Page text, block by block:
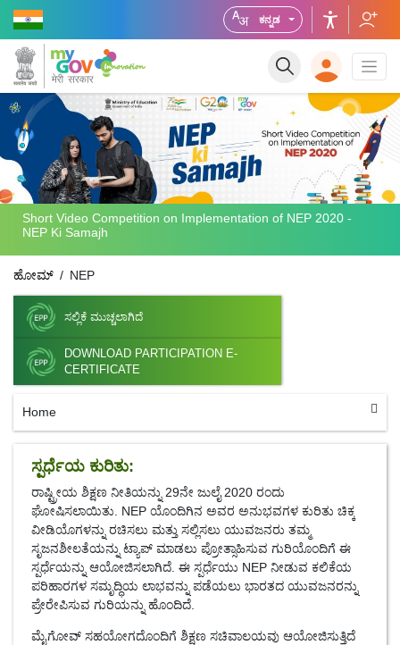
ಕನ್ನಡ
Short Video Competition on Implementation of NEP 2020 -
NEP Ki Samajh
ಹೋಮ್ NEP
ಸಲ್ಲಿಕೆ ಮುಚ್ಚಲಾಗಿದೆ
DOWNLOAD PARTICIPATION E-
CERTIFICATE
Home
ಸ್ಪರ್ಧೆಯ ಕುರಿತು:
ರಾಷ್ಟ್ರೀಯ ಶಿಕ್ಷಣ ನೀತಿಯನ್ನು 29ನೇ ಜುಲೈ 2020 ರಂದು
ಘೋಷಿಸಲಾಯಿತು. NEP ಯೊಂದಿಗಿನ ಅವರ ಅನುಭವಗಳ ಕುರಿತು ಚಿಕ್ಕ
ವೀಡಿಯೊಗಳನ್ನು ರಚಿಸಲು ಮತ್ತು ಸಲ್ಲಿಸಲು ಯುವಜನರು ತಮ್ಮ
ಸೃಜನಶೀಲತೆಯನ್ನು ಟ್ಯಾಪ್ ಮಾಡಲು ಪ್ರೋತ್ಸಾಹಿಸುವ ಗುರಿಯೊಂದಿಗೆ ಈ
ಸ್ಪರ್ಧೆಯನ್ನು ಆಯೋಜಿಸಲಾಗಿದೆ. ಈ ಸ್ಪರ್ಧೆಯು NEP ನೀಡುವ ಕಲಿಕೆಯ
ಪರಿಹಾರಗಳ ಸಮೃದ್ಧಿಯ ಲಾಭವನ್ನು ಪಡೆಯಲು ಭಾರತದ ಯುವಜನರನ್ನು
ಪ್ರೇರೇಪಿಸುವ ಗುರಿಯನ್ನು ಹೊಂದಿದೆ.
ಮೈಗೋವ್ ಸಹಯೋಗದೊಂದಿಗೆ ಶಿಕ್ಷಣ ಸಚಿವಾಲಯವು ಆಯೋಜಿಸುತ್ತಿದೆ